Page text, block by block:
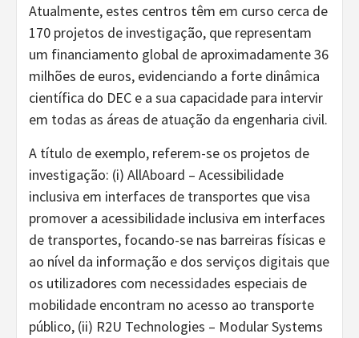
Atualmente, estes centros têm em curso cerca de
170 projetos de investigação, que representam
um financiamento global de aproximadamente 36
milhões de euros, evidenciando a forte dinâmica
científica do DEC e a sua capacidade para intervir
em todas as áreas de atuação da engenharia civil.
A título de exemplo, referem-se os projetos de
investigação: (i) AllAboard – Acessibilidade
inclusiva em interfaces de transportes que visa
promover a acessibilidade inclusiva em interfaces
de transportes, focando-se nas barreiras físicas e
ao nível da informação e dos serviços digitais que
os utilizadores com necessidades especiais de
mobilidade encontram no acesso ao transporte
público, (ii) R2U Technologies – Modular Systems